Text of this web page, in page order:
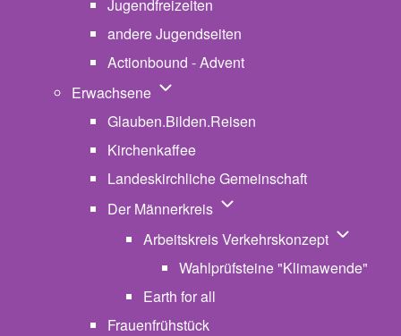
Jugendfreizeiten
andere Jugendseiten
Actionbound - Advent
Erwachsene Unternavigation von Erwachsene
Glauben.Bilden.Reisen
Kirchenkaffee
Landeskirchliche Gemeinschaft
Der Männerkreis Unternavigation von Der
Arbeitskreis Verkehrskonzept
Wahlprüfsteine "Klimawende"
Earth for all
Frauenfrühstück